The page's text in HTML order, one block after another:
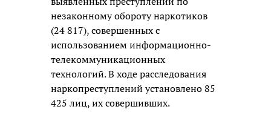
незаконному обороту наркотиков
(24 817), совершенных с
использованием информационно-
телекоммуникационных
технологий. В ходе расследования
наркопреступлений установлено 85
425 лиц, их совершивших.